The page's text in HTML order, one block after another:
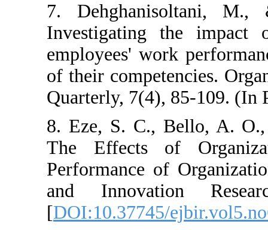
7.
Investigating
employees'
of their
Quarterly, 7(4),
8. Eze, S. C.,
The Effects
Performance
and
[DOI:10.37745/